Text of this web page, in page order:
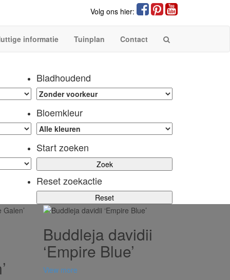
Volg ons hier:
informatie Tuinplan Contact
Bladhoudend
Bloemkleur
Start zoeken
Reset zoekactie
Buddleja davidii
‘Empire Blue’
View more